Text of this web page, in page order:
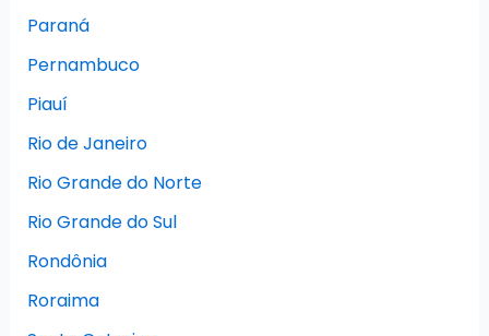
Paraná
Pernambuco
Piauí
Rio de Janeiro
Rio Grande do Norte
Rio Grande do Sul
Rondônia
Roraima